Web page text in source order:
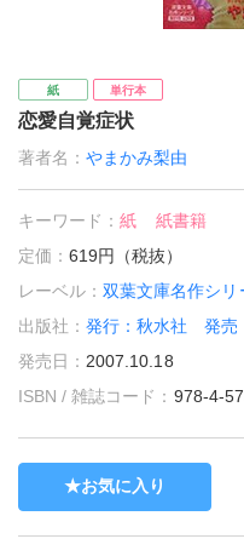
紙 単行本
恋愛自覚症状
著者名：やまかみ梨由
キーワード：紙
紙書籍
定価：619円（税抜）
レーベル：双葉文庫名作シリ
出版社：発行：秋水社 発売
発売日： 2007.10.18
ISBN / 雑誌コード： 978-4-
お気に入り